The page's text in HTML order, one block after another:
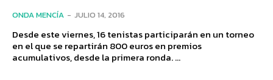
ONDA MENCÍA - JULIO 14, 2016
Desde este viernes, 16 tenistas participarán en un torneo
en el que se repartirán 800 euros en premios
acumulativos, desde la primera ronda. ...